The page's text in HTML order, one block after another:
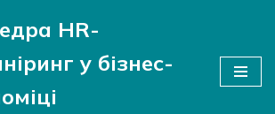
HR-
у бізнес-